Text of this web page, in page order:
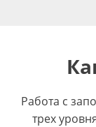
Работа с
трех